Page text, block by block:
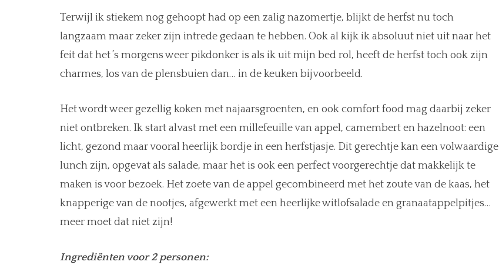
Terwijl ik stiekem nog gehoopt had op een zalig nazomertje, blijkt de herfst nu toch
langzaam maar zeker zijn intrede gedaan te hebben. Ook al kijk ik absoluut niet uit naar het
feit dat het ’s morgens weer pikdonker is als ik uit mijn bed rol, heeft de herfst toch ook zijn
charmes, los van de plensbuien dan… in de keuken bijvoorbeeld.
Het wordt weer gezellig koken met najaarsgroenten, en ook comfort food mag daarbij zeker
niet ontbreken. Ik start alvast met een millefeuille van appel, camembert en hazelnoot: een
licht, gezond maar vooral heerlijk bordje in een herfstjasje. Dit gerechtje kan een volwaardige
lunch zijn, opgevat als salade, maar het is ook een perfect voorgerechtje dat makkelijk te
maken is voor bezoek. Het zoete van de appel gecombineerd met het zoute van de kaas, het
knapperige van de nootjes, afgewerkt met een heerlijke witlofsalade en granaatappelpitjes…
meer moet dat niet zijn!
Ingrediënten voor 2 personen: